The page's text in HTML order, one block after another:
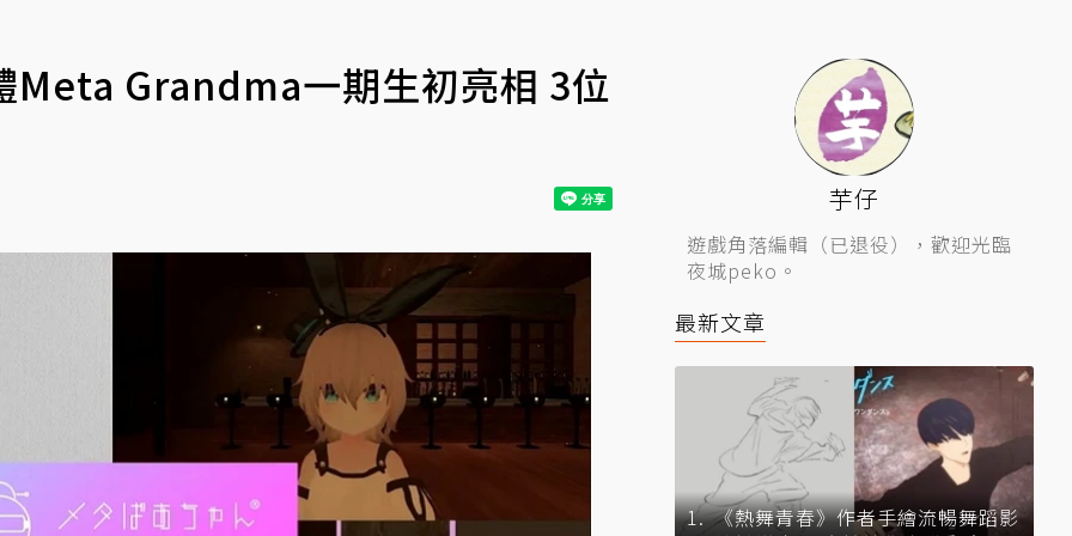
Grandma一期生初亮相 3位
芋仔
遊戲角落編輯（已退役），歡迎光臨
夜城peko。
最新文章
《熱舞青春》作者手繪流暢舞蹈影